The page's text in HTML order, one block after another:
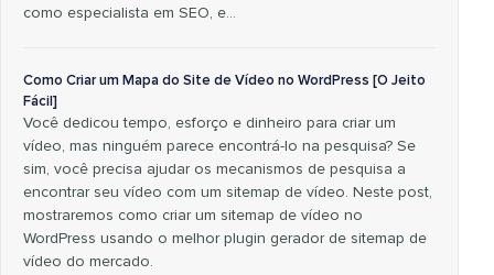
como especialista em SEO, e…
Como Criar um Mapa do Site de Vídeo no WordPress [O Jeito
Fácil]
Você dedicou tempo, esforço e dinheiro para criar um
vídeo, mas ninguém parece encontrá-lo na pesquisa? Se
sim, você precisa ajudar os mecanismos de pesquisa a
encontrar seu vídeo com um sitemap de vídeo. Neste post,
mostraremos como criar um sitemap de vídeo no
WordPress usando o melhor plugin gerador de sitemap de
vídeo do mercado.